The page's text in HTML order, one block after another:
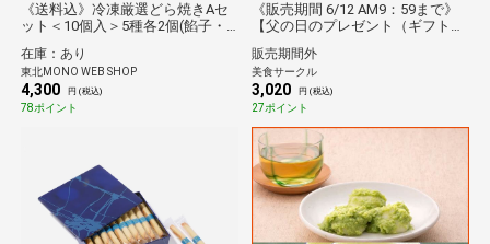
《送料込》冷凍厳選どら焼きAセ
ット＜10個入＞5種各2個(餡子・
ら焼き専門店まるごと）
在庫：あり
東北MONO WEB SHOP
4,300 円 (税込)
78ポイント
《販売期間 6/12 AM9：59まで》
【父の日のプレゼント（ギフト）
ージュ 横浜馬車道スイーツセレ
クション １２個[父の日カード
付・送料無料]
販売期間外
美食サークル
3,020 円 (税込)
27ポイント